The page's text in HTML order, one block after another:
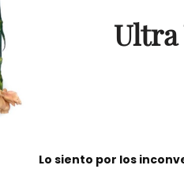
Lo siento por los